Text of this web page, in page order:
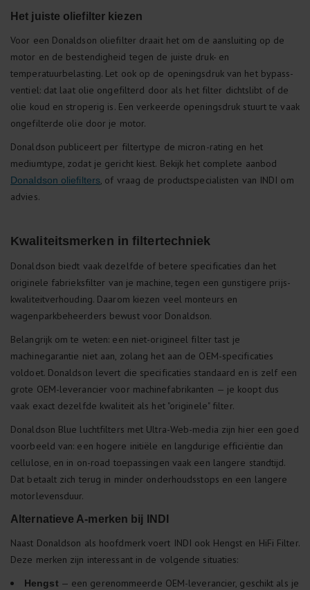
Het juiste oliefilter kiezen
Voor een Donaldson oliefilter draait het om de aansluiting op de
motor en de bestendigheid tegen de juiste druk- en
temperatuurbelasting. Let ook op de openingsdruk van het bypass-
ventiel: dat laat olie ongefilterd door als het filter dichtslibt of de
olie koud en stroperig is. Een verkeerde openingsdruk stuurt te vaak
ongefilterde olie door je motor.
Donaldson publiceert per filtertype de micron-rating en het
mediumtype, zodat je gericht kiest. Bekijk het complete aanbod
Donaldson oliefilters, of vraag de productspecialisten van INDI om
advies.
Kwaliteitsmerken in filtertechniek
Donaldson biedt vaak dezelfde of betere specificaties dan het
originele fabrieksfilter van je machine, tegen een gunstigere prijs-
kwaliteitverhouding. Daarom kiezen veel monteurs en
wagenparkbeheerders bewust voor Donaldson.
Belangrijk om te weten: een niet-origineel filter tast je
machinegarantie niet aan, zolang het aan de OEM-specificaties
voldoet. Donaldson levert die specificaties standaard en is zelf een
grote OEM-leverancier voor machinefabrikanten — je koopt dus
vaak exact dezelfde kwaliteit als het "originele" filter.
Donaldson Blue luchtfilters met Ultra-Web-media zijn hier een goed
voorbeeld van: een hogere initiële en langdurige efficiëntie dan
cellulose, en in on-road toepassingen vaak een langere standtijd.
Dat betaalt zich terug in minder onderhoudsstops en een langere
motorlevensduur.
Alternatieve A-merken bij INDI
Naast Donaldson als hoofdmerk voert INDI ook Hengst en HiFi Filter.
Deze merken zijn interessant in de volgende situaties:
Hengst — een gerenommeerde OEM-leverancier, geschikt als je